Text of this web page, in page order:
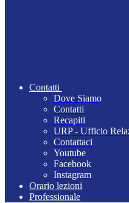
Contatti
Dove Siamo
Contatti
Recapiti
URP - Ufficio
Contattaci
Youtube
Facebook
Instagram
Orario lezioni
Professionale